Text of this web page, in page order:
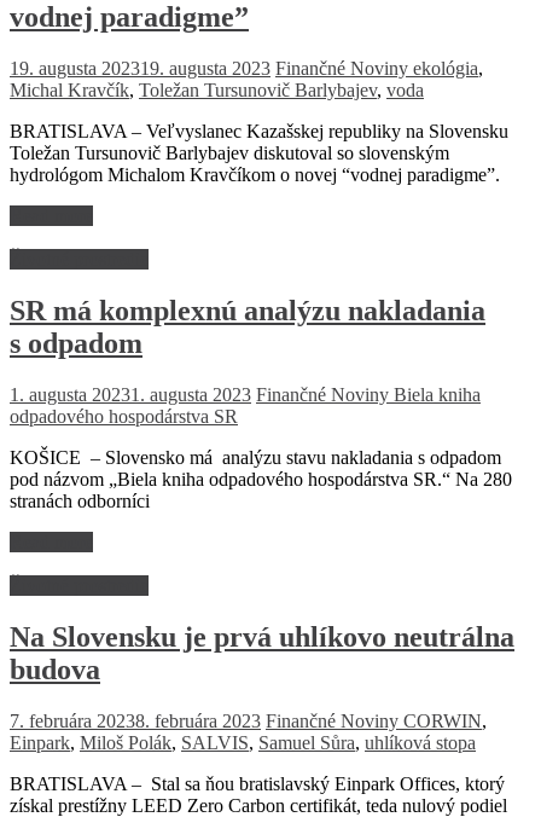
vodnej paradigme”
19. augusta 202319. augusta 2023 Finančné Noviny ekológia,
Michal Kravčík, Toležan Tursunovič Barlybajev, voda
BRATISLAVA – Veľvyslanec Kazašskej republiky na Slovensku
Toležan Tursunovič Barlybajev diskutoval so slovenským
hydrológom Michalom Kravčíkom o novej “vodnej paradigme”.
SR má komplexnú analýzu nakladania
s odpadom
1. augusta 20231. augusta 2023 Finančné Noviny Biela kniha
odpadového hospodárstva SR
KOŠICE – Slovensko má analýzu stavu nakladania s odpadom
pod názvom „Biela kniha odpadového hospodárstva SR.“ Na 280
stranách odborníci
Na Slovensku je prvá uhlíkovo neutrálna
budova
7. februára 20238. februára 2023 Finančné Noviny CORWIN,
Einpark, Miloš Polák, SALVIS, Samuel Sůra, uhlíková stopa
BRATISLAVA – Stal sa ňou bratislavský Einpark Offices, ktorý
získal prestížny LEED Zero Carbon certifikát, teda nulový podiel